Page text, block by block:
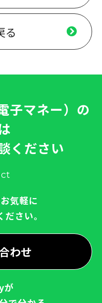
る
子マネー）の
ください
気軽に
さい。
わせ
が